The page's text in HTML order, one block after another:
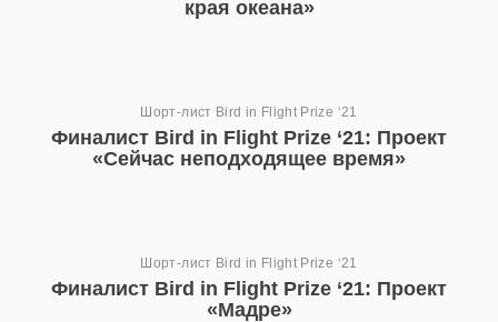
края океана»
Шорт-лист Bird in Flight Prize ‘21
Финалист Bird in Flight Prize ‘21: Проект
«Сейчас неподходящее время»
Шорт-лист Bird in Flight Prize ‘21
Финалист Bird in Flight Prize ‘21: Проект
«Мадре»